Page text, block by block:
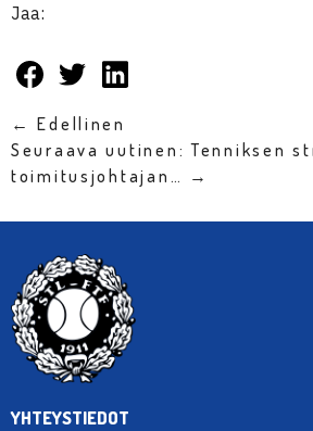
Jaa:
← Edellinen
Seuraava uutinen: Tenniksen
toimitusjohtajan… →
YHTEYSTIEDOT